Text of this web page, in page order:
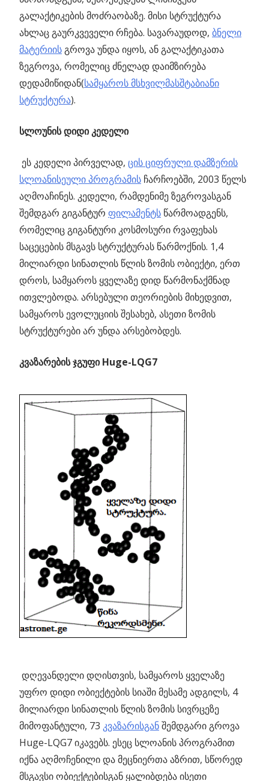
გალაქტიკების მოძრაობაზე. მისი სტრუქტურა
ახლაც გაურკვეველი რჩება. სავარაუდოდ, ბნელი
მატერიისგროვა უნდა იყოს, ან გალაქტიკათა
ზეგროვა, რომელიც ძნელად დაიმზირება
დედამიწიდან(სამყაროს მსხვილმასშტაბიანი
სტრუქტურა).
სლოუნის დიდი კედელი
ეს კედელი პირველად, ცის ციფრული დამზერის
სლოანისეული პროგრამის ჩარჩოებში, 2003 წელს
აღმოაჩინეს. კედელი, რამდენიმე ზეგროვასგან
შემდგარ გიგანტურ ფილამენტს წარმოადგენს,
რომელიც გიგანტური კოსმოსური რვაფეხას
საცეცების მსგავს სტრუქტურას წარმოქნის. 1,4
მილიარდი სინათლის წლის ზომის ობიექტი, ერთ
დროს, სამყაროს ყველაზე დიდ წარმონაქმნად
ითვლებოდა. არსებული თეორიების მიხედვით,
სამყაროს ევოლუციის შესახებ, ასეთი ზომის
სტრუქტურები არ უნდა არსებობდეს.
კვაზარების ჯგუფი Huge-LQG7
დღევანდელი დღისთვის, სამყაროს ყველაზე
უფრო დიდი ობიექტების სიაში მესამე ადგილს, 4
მილიარდი სინათლის წლის ზომის სივრცეზე
მიმოფანტული, 73 კვაზარისგანშემდგარი გროვა
Huge-LQG7 იკავებს. ესეც სლოანის პროგრამით
იქნა აღმოჩენილი და მეცნიერთა აზრით, სწორედ
მსგავსი ობიექტებისგან ყალიბდება ისეთი